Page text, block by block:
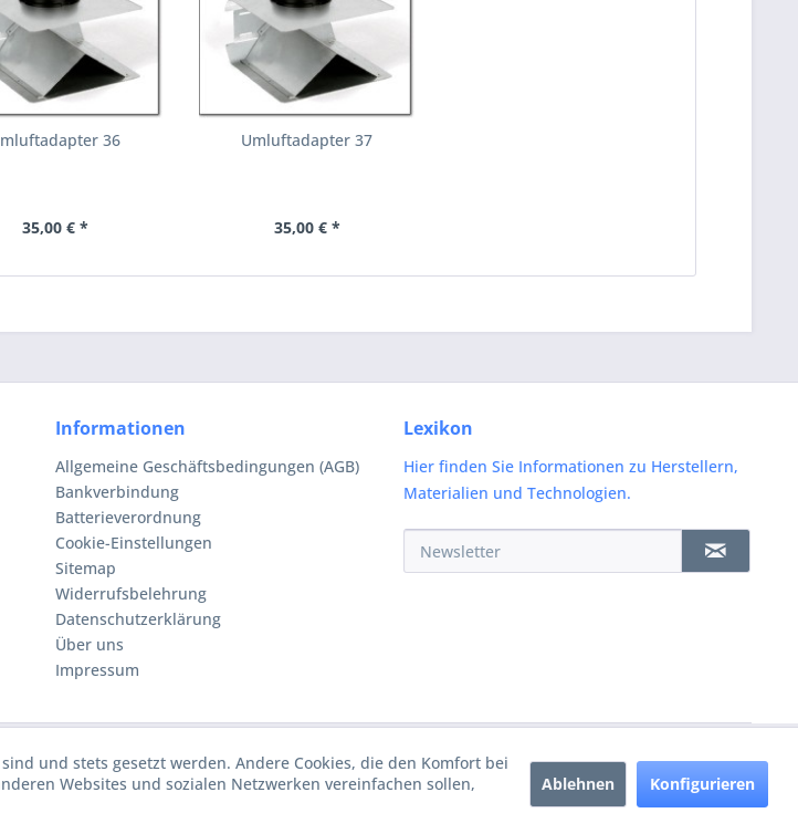
36
35,00 € *
Umluftadapter 37
35,00 € *
Informationen
Allgemeine Geschäftsbedingungen (AGB)
Bankverbindung
Batterieverordnung
Cookie-Einstellungen
Sitemap
Widerrufsbelehrung
Datenschutzerklärung
Über uns
Impressum
Lexikon
Hier finden Sie Informationen zu Herstellern,
Materialien und Technologien.
und stets gesetzt werden. Andere Cookies, die den Komfort bei
Websites und sozialen Netzwerken vereinfachen sollen,
Ablehnen Konfigurieren